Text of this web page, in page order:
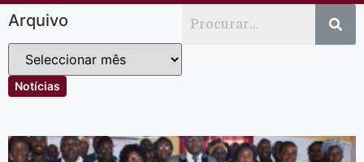
Arquivo
Notícias